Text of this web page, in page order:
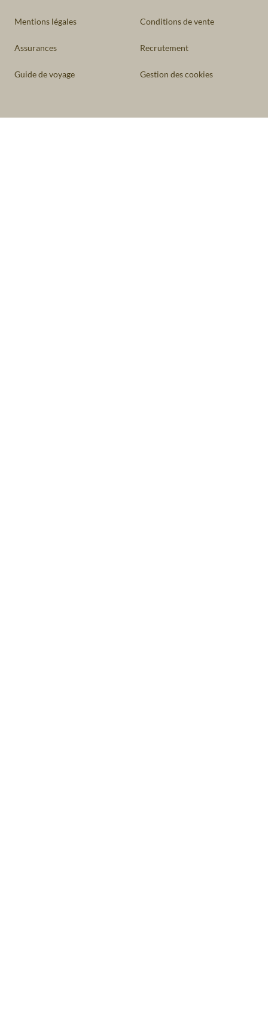
Mentions légales Conditions de vente
Assurances Recrutement
Guide de voyage Gestion des cookies